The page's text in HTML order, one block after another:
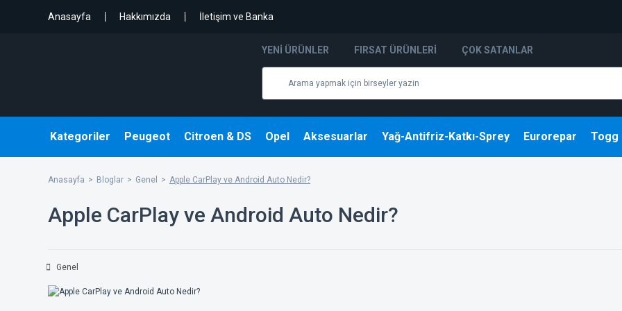
Anasayfa Hakkımızda İletişim ve Banka
YENI ÜRÜNLER FIRSAT ÜRÜNLERI ÇOK SATANLAR
Kategoriler Peugeot Citroen & DS Opel Aksesuarlar Yağ-Antifriz-Katkı-Sprey Eurorepar Togg
Anasayfa Bloglar Genel Apple CarPlay ve Android Auto Nedir?
Apple CarPlay ve Android Auto Nedir?
Genel